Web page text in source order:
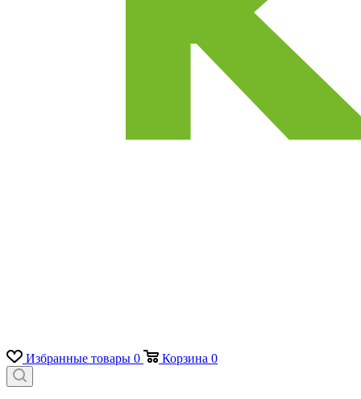
Избранные товары 0 Корзина 0